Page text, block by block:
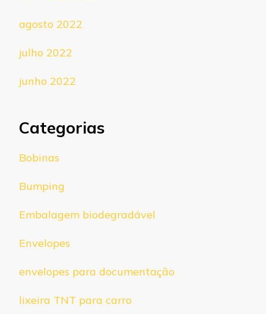
agosto 2022
julho 2022
junho 2022
Categorias
Bobinas
Bumping
Embalagem biodegradável
Envelopes
envelopes para documentação
lixeira TNT para carro